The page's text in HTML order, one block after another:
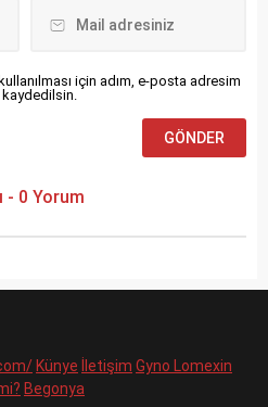
için adım, e-posta adresim
- 0 Yorum
Künye İletişim Gyno Lomexin
Begonya